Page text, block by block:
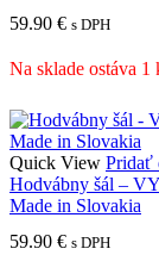
59.90 € s DPH
Na sklade ostáva 1
Quick View Pridať
Hodvábny šál –
Made in Slovakia
59.90 € s DPH